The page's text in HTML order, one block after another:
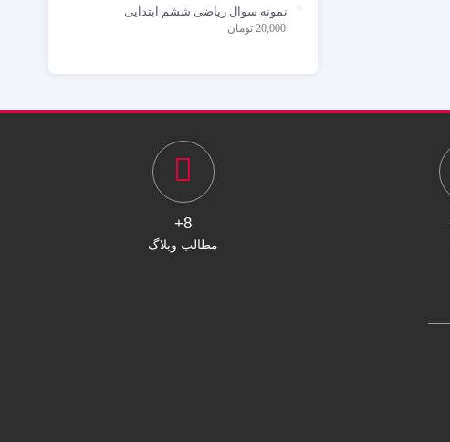
نمونه سوال ریاضی ششم ابتدایی
20,000 تومان
8+
مطالب وبلاگ